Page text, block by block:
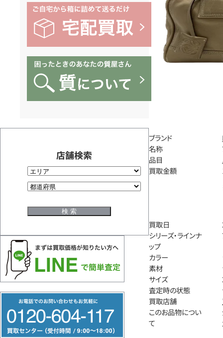
店舗検索
リ
ー
ブランド
名称
品目
買取金額
買取日
シリーズ・ラインナ
ップ
カラー
素材
サイズ
査定時の状態
買取店舗
このお品物につい
て